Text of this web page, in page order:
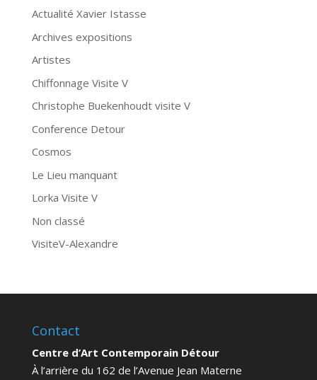
Actualité Xavier Istasse
Archives expositions
Artistes
Chiffonnage Visite V
Christophe Buekenhoudt visite V
Conference Detour
Cosmos
Le Lieu manquant
Lorka Visite V
Non classé
VisiteV-Alexandre
Contact
Centre d’Art Contemporain Détour
À l’arrière du 162 de l’Avenue Jean Materne